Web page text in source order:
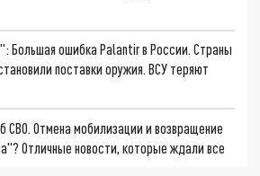
Большая ошибка Palantir в России. Страны
поставки оружия. ВСУ теряют
СВО. Отмена мобилизации и возвращение
Отличные новости, которые ждали все